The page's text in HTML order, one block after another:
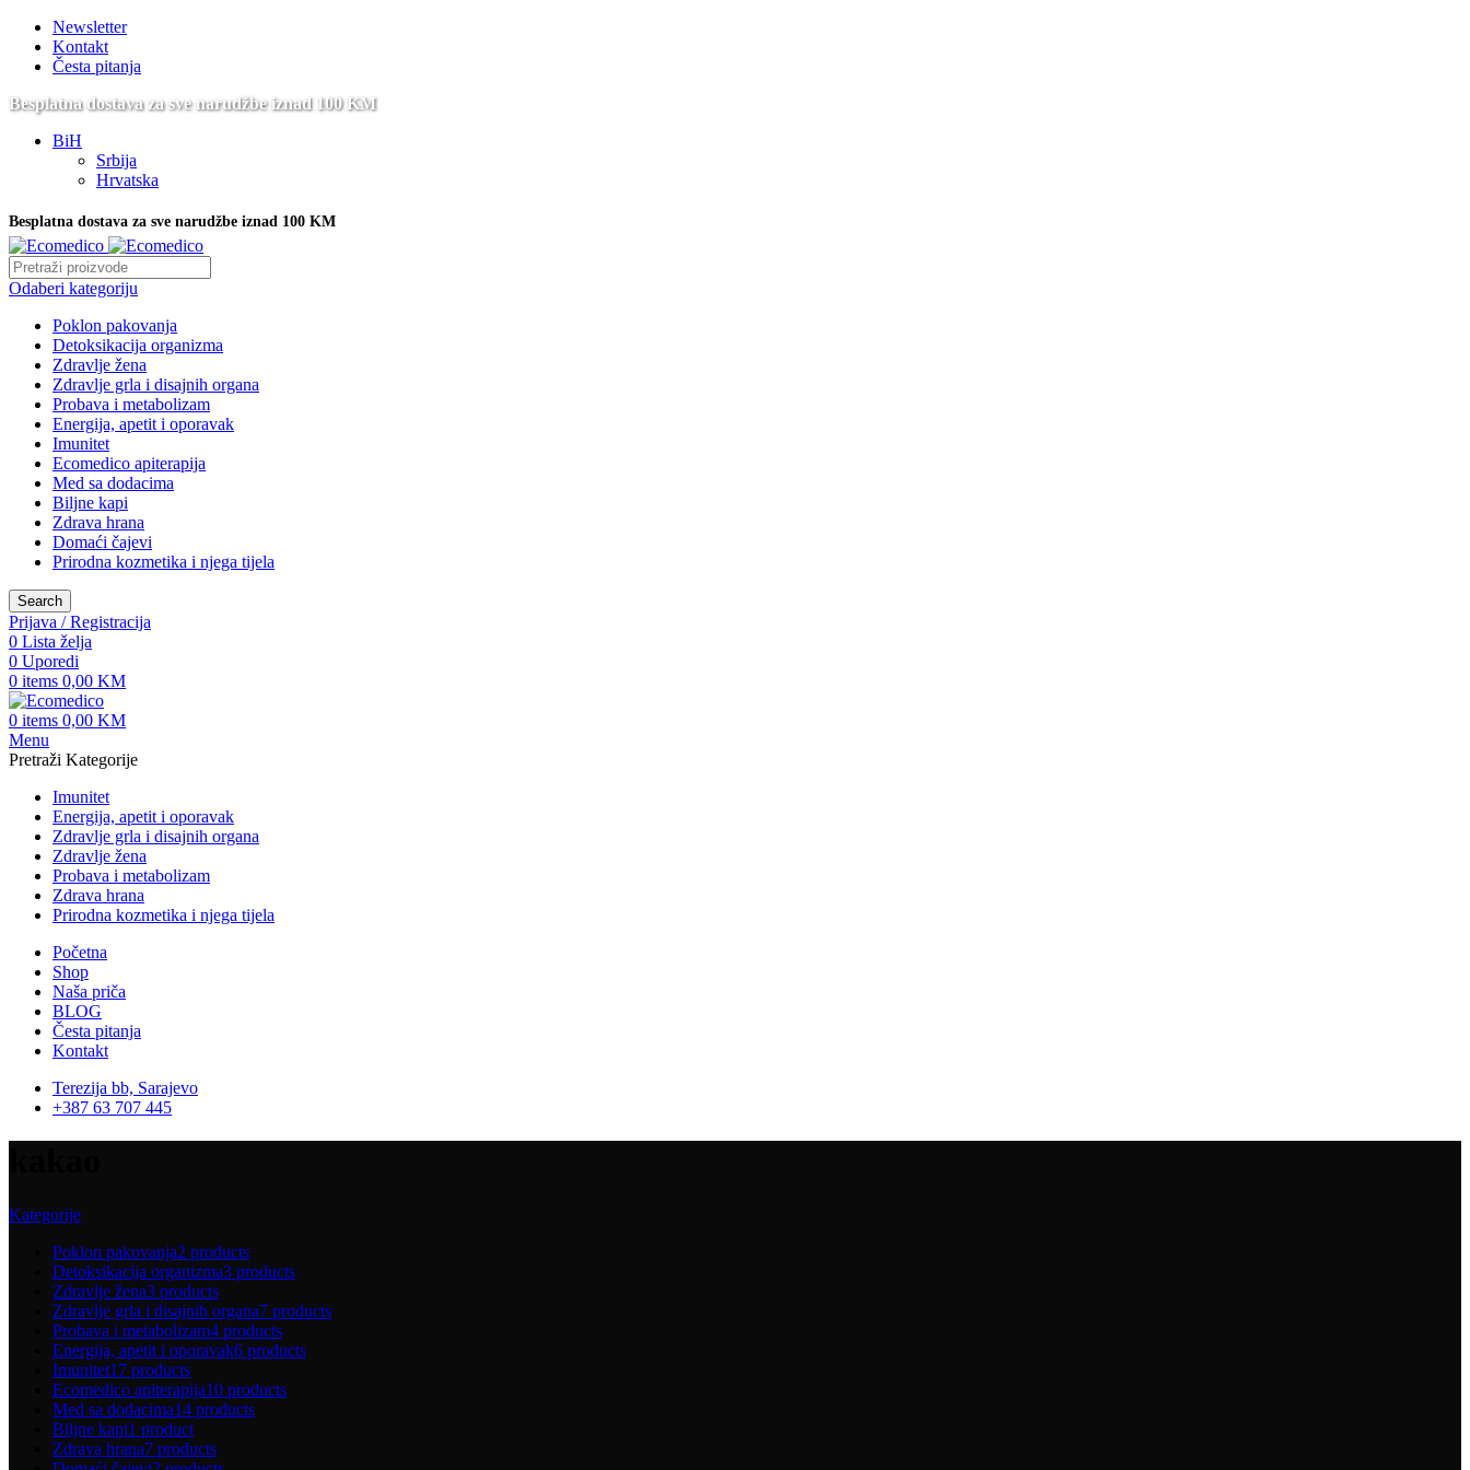
Newsletter
Kontakt
Česta pitanja
Besplatna dostava za sve narudžbe iznad 100 KM
BiH
Srbija
Hrvatska
Besplatna dostava za sve narudžbe iznad 100 KM
Odaberi kategoriju
Poklon pakovanja
Detoksikacija organizma
Zdravlje žena
Zdravlje grla i disajnih organa
Probava i metabolizam
Energija, apetit i oporavak
Imunitet
Ecomedico apiterapija
Med sa dodacima
Biljne kapi
Zdrava hrana
Domaći čajevi
Prirodna kozmetika i njega tijela
Search
Prijava / Registracija
0 Lista želja
0 Uporedi
0 items 0,00 KM
0 items 0,00 KM
Menu
Pretraži Kategorije
Imunitet
Energija, apetit i oporavak
Zdravlje grla i disajnih organa
Zdravlje žena
Probava i metabolizam
Zdrava hrana
Prirodna kozmetika i njega tijela
Početna
Shop
Naša priča
BLOG
Česta pitanja
Kontakt
Terezija bb, Sarajevo
+387 63 707 445
Kategorije
Poklon pakovanja2 products
Detoksikacija organizma3 products
Zdravlje žena3 products
Zdravlje grla i disajnih organa7 products
Probava i metabolizam4 products
Energija, apetit i oporavak6 products
Imunitet17 products
Ecomedico apiterapija10 products
Med sa dodacima14 products
Biljne kapi1 product
Zdrava hrana7 products